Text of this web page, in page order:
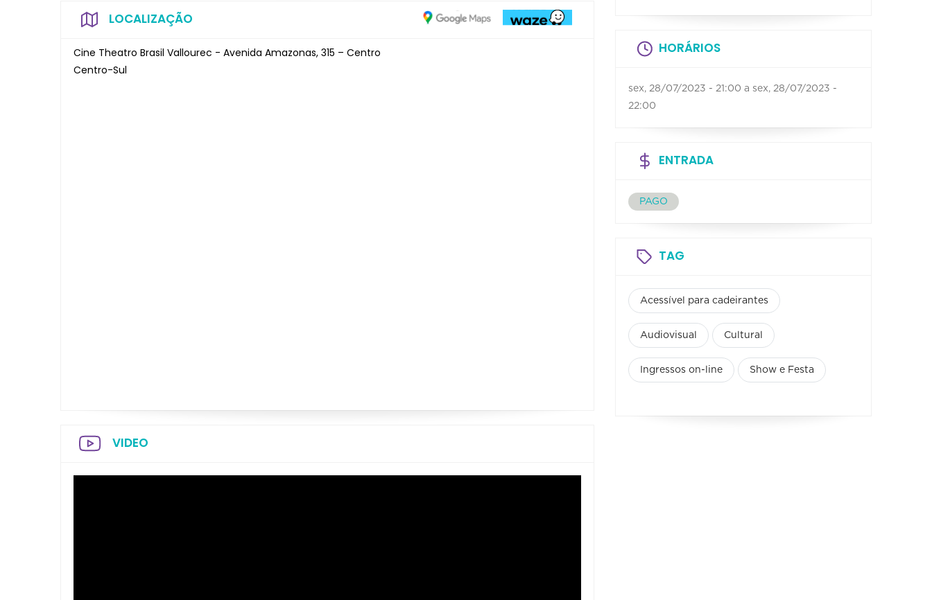
LOCALIZAÇÃO
Cine Theatro Brasil Vallourec - Avenida Amazonas, 315 – Centro
Centro-Sul
VIDEO
HORÁRIOS
sex, 28/07/2023 - 21:00 a sex, 28/07/2023 -
22:00
ENTRADA
PAGO
TAG
Acessível para cadeirantes
Audiovisual Cultural
Ingressos on-line Show e Festa